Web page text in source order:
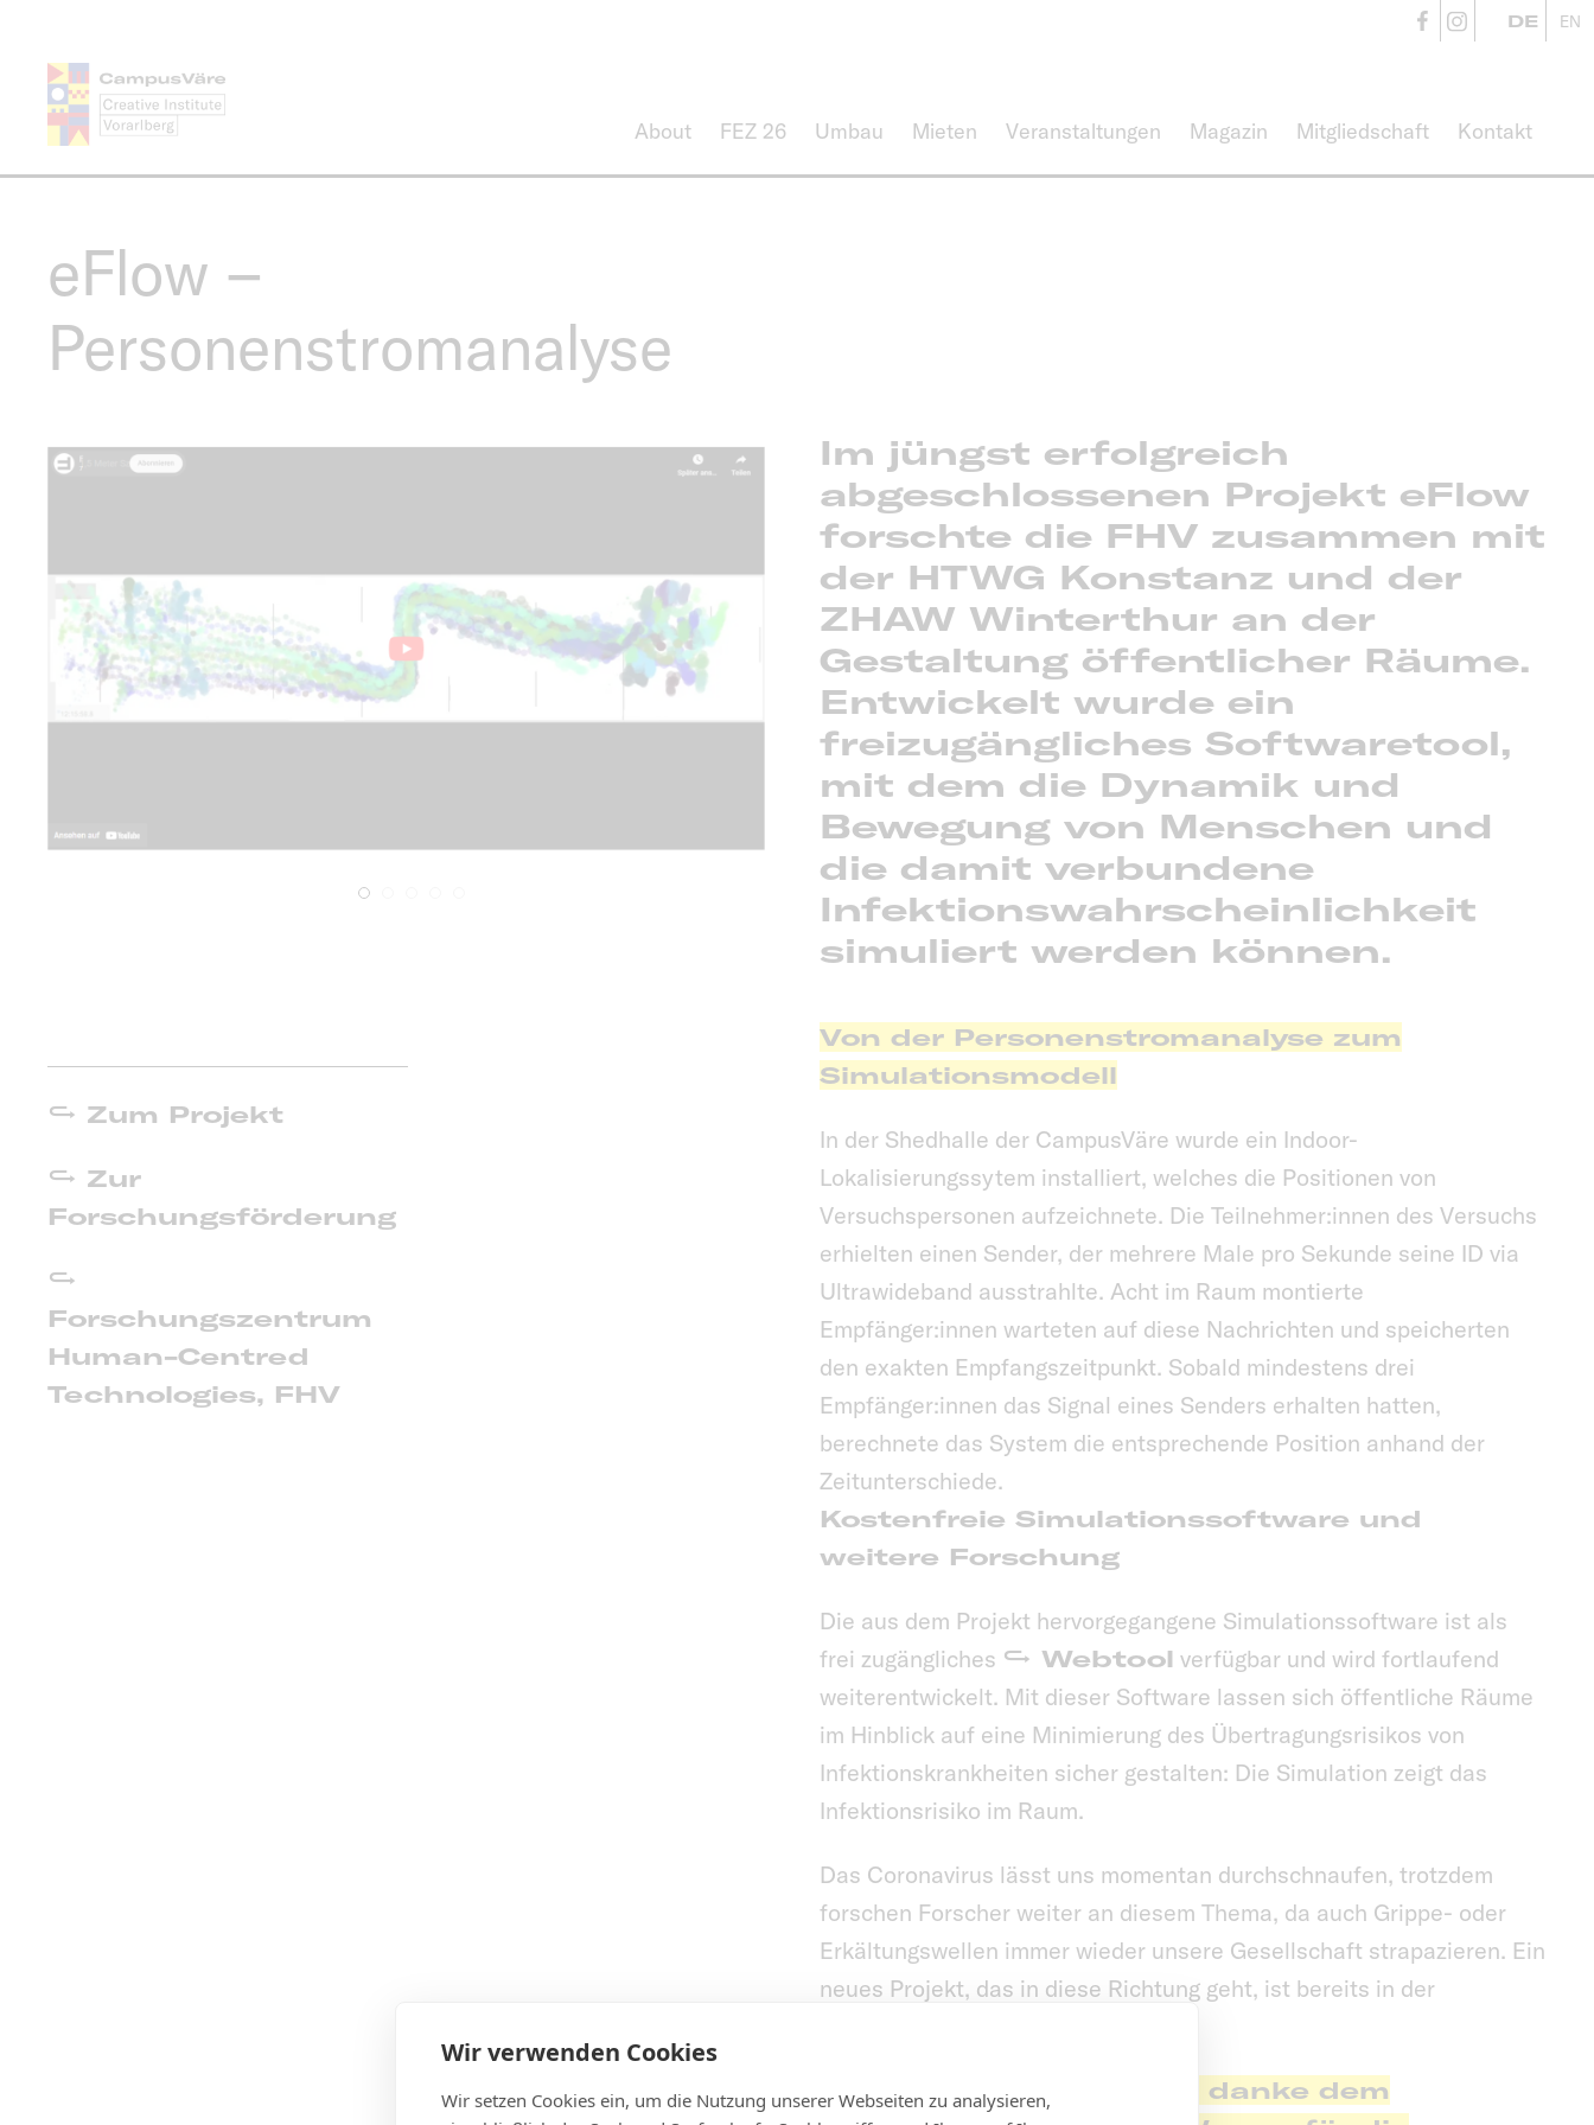
Wir verwenden Cookies
Wir setzen Cookies ein, um die Nutzung unserer Webseiten zu analysieren,
About FEZ 26 Umbau Mieten Veranstaltungen Magazin Mitgliedschaft Kontakt
DE EN
eFlow –
Personenstromanalyse
Im jüngst erfolgreich
abgeschlossenen Projekt eFlow
forschte die FHV zusammen mit
der HTWG Konstanz und der
ZHAW Winterthur an der
Gestaltung öffentlicher Räume.
Entwickelt wurde ein
freizugängliches Softwaretool,
mit dem die Dynamik und
Bewegung von Menschen und
die damit verbundene
Infektionswahrscheinlichkeit
simuliert werden können.
Zum Projekt
Zur
Forschungsförderung
Forschungszentrum
Human-Centred
Technologies, FHV
Von der Personenstromanalyse zum
Simulationsmodell
In der Shedhalle der CampusVäre wurde ein Indoor-
Lokalisierungssytem installiert, welches die Positionen von
Versuchspersonen aufzeichnete. Die Teilnehmer:innen des Versuchs
erhielten einen Sender, der mehrere Male pro Sekunde seine ID via
Ultrawideband ausstrahlte. Acht im Raum montierte
Empfänger:innen warteten auf diese Nachrichten und speicherten
den exakten Empfangszeitpunkt. Sobald mindestens drei
Empfänger:innen das Signal eines Senders erhalten hatten,
berechnete das System die entsprechende Position anhand der
Zeitunterschiede.
Kostenfreie Simulationssoftware und
weitere Forschung
Die aus dem Projekt hervorgegangene Simulationssoftware ist als
frei zugängliches
Webtool verfügbar und wird fortlaufend
weiterentwickelt. Mit dieser Software lassen sich öffentliche Räume
im Hinblick auf eine Minimierung des Übertragungsrisikos von
Infektionskrankheiten sicher gestalten: Die Simulation zeigt das
Infektionsrisiko im Raum.
Das Coronavirus lässt uns momentan durchschnaufen, trotzdem
forschen Forscher weiter an diesem Thema, da auch Grippe- oder
Erkältungswellen immer wieder unsere Gesellschaft strapazieren. Ein
neues Projekt, das in diese Richtung geht, ist bereits in der
Wir sind begeistert und danke dem